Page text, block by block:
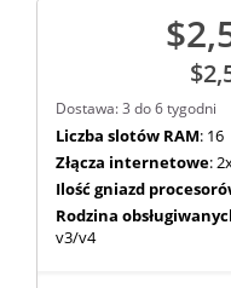
Dostawa: 3 do 6 tygodni
Liczba slotów RAM: 16
Złącza internetowe:
Ilość gniazd
Rodzina
v3/v4